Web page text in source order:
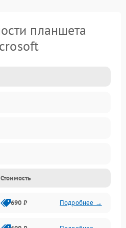
планшета
Стоимость
690 ₽ Подробнее →